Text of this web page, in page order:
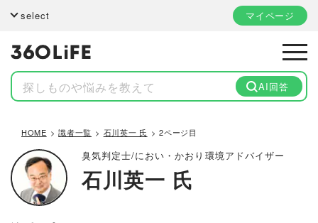
select マイページ
AI回答
HOME 識者一覧 石川英一 氏 2ページ目
臭気判定士/におい・かおり環境アドバイザー
石川英一 氏